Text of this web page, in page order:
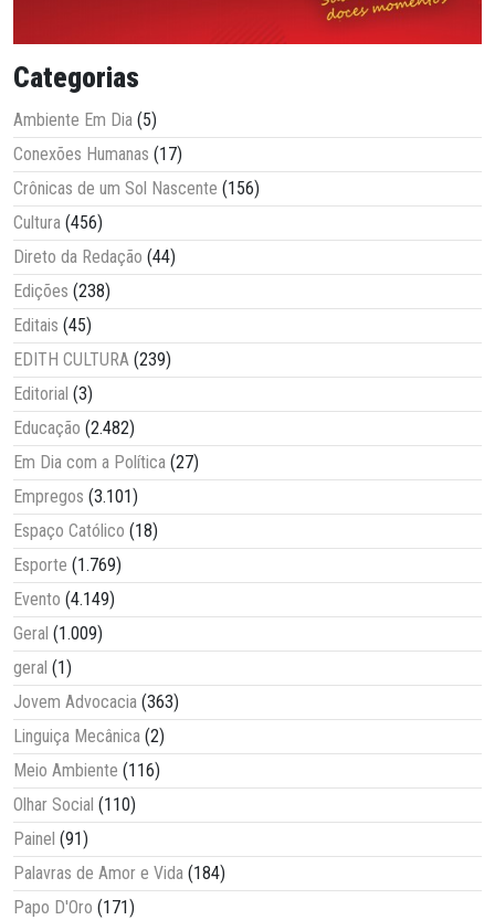
Categorias
Ambiente Em Dia (5)
Conexões Humanas (17)
Crônicas de um Sol Nascente (156)
Cultura (456)
Direto da Redação (44)
Edições (238)
Editais (45)
EDITH CULTURA (239)
Editorial (3)
Educação (2.482)
Em Dia com a Política (27)
Empregos (3.101)
Espaço Católico (18)
Esporte (1.769)
Evento (4.149)
Geral (1.009)
geral (1)
Jovem Advocacia (363)
Linguiça Mecânica (2)
Meio Ambiente (116)
Olhar Social (110)
Painel (91)
Palavras de Amor e Vida (184)
Papo D'Oro (171)